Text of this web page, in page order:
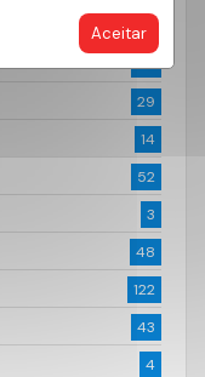
Aceitar
62
29
14
52
3
48
122
43
4